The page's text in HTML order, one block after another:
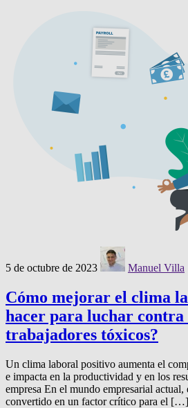
5 de octubre de 2023 Manuel Villa
Cómo mejorar el clima
hacer para luchar contra
trabajadores tóxicos?
Un clima laboral positivo aumenta el
e impacta en la productividad y en los
empresa En el mundo empresarial actual,
convertido en un factor crítico para el […]